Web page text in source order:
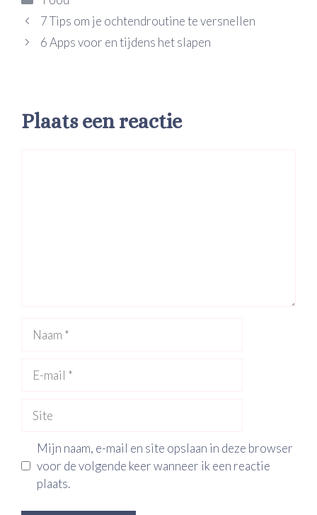
7 Tips om je ochtendroutine te versnellen
6 Apps voor en tijdens het slapen
Plaats een reactie
mail
Mijn naam, e-mail en site opslaan in deze browser
voor de volgende keer wanneer ik een reactie
plaats.